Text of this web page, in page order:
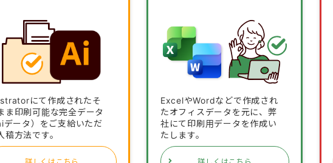
にて作成されたそ
ま印刷可能な完全データ
データ）をご支給いただ
稿方法です。
ExcelやWordなどで作成され
たオフィスデータを元に、弊
社にて印刷用データを作成い
たします。